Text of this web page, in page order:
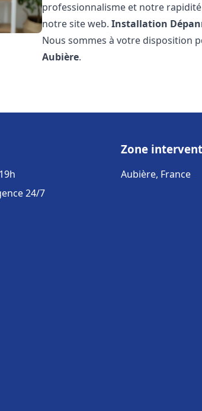
professionnalisme et notre
notre site web.Installation
Nous sommes à votre disposition
Aubière.
24/7
Zone
Aubière, France